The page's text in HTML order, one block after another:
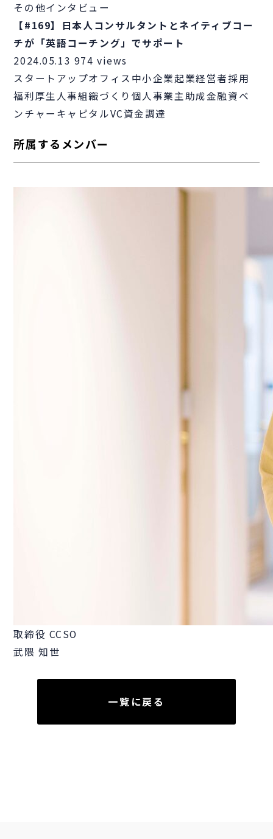
その他インタビュー
【#169】日本人コンサルタントとネイティブコー
チが「英語コーチング」でサポート
2024.05.13 974 views
スタートアップオフィス 中小企業起業経営者採用
福利厚生人事組織づくり 個人事業主助成金融資ベ
ンチャーキャピタルVC資金調達
所属するメンバー
取締役 CCSO
武隈 知世
一覧に戻る